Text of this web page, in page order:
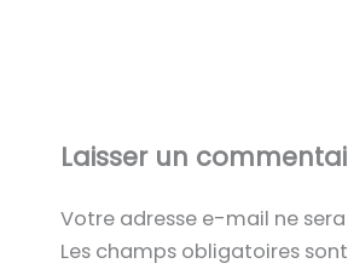
Laisser un
Votre adresse e-mail ne
Les champs obligatoires